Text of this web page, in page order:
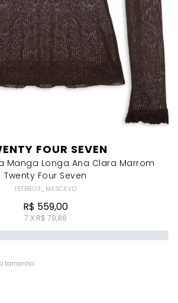
FOUR SEVEN
Manga Longa Ana Clara Marrom
Twenty Four Seven
I5TRBL13_MASCAVO
R$ 559,00
7 X R$ 79,86
tamanho